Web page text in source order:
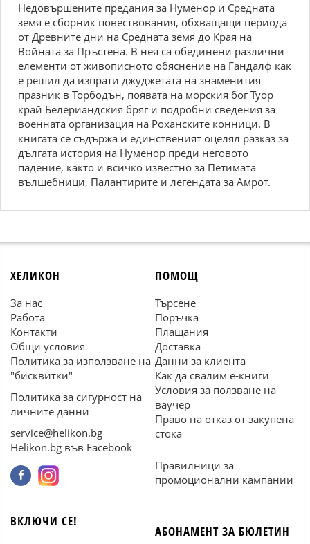
Недовършените предания за Нуменор и Средната
земя е сборник повествования, обхващащи периода
от Древните дни на Средната земя до Края на
Войната за Пръстена. В нея са обединени различни
елементи от живописното обяснение на Гандалф как
е решил да изпрати джуджетата на знаменития
празник в Торбодън, появата на морския бог Туор
край Белериандския бряг и подробни сведения за
военната организация на Роханските конници. В
книгата се съдържа и единственият оцелял разказ за
дългата история на Нуменор преди неговото
падение, както и всичко известно за Петимата
вълшебници, Палантирите и легендата за Амрот.
ХЕЛИКОН
За нас
Работа
Контакти
Общи условия
Политика за използване на
"бисквитки"
Политика за сигурност на
личните данни
service@helikon.bg
Helikon.bg във Facebook
ПОМОЩ
Търсене
Поръчка
Плащания
Доставка
Данни за клиента
Как да свалим е-книги
Условия за ползване на
ваучер
Право на отказ от закупена
стока
Правилници за
промоционални кампании
ВКЛЮЧИ СЕ!
АБОНАМЕНТ ЗА БЮЛЕТИН